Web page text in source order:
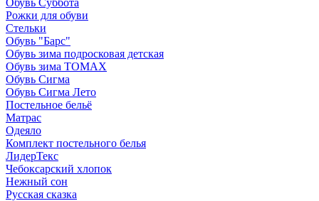
Обувь Суббота
Рожки для обуви
Стельки
Обувь "Барс"
Обувь зима подросковая детская
Обувь зима ТОМАХ
Обувь Сигма
Обувь Сигма Лето
Постельное бельё
Матрас
Одеяло
Комплект постельного белья
ЛидерТекс
Чебоксарский хлопок
Нежный сон
Русская сказка